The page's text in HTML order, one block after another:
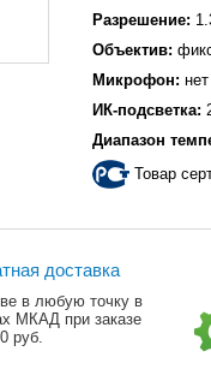
Разрешение:
Объектив:
Микрофон: нет
ИК-подсветка:
Диапазон
Товар
доставка
в любую точку в
МКАД при заказе
руб.